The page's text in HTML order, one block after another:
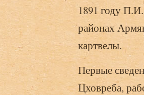
1891 году
районах
картвелы.
Первые
Цховреба,